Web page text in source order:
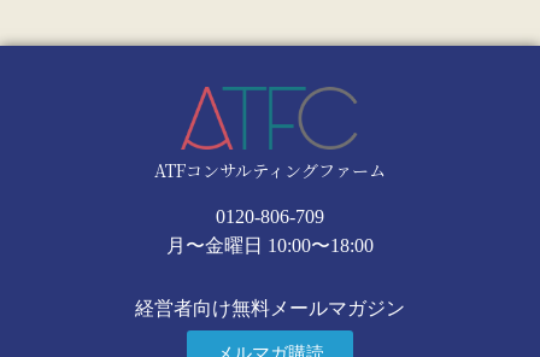
ATFコンサルティングファーム
0120-806-709
月〜金曜日 10:00〜18:00
経営者向け無料メールマガジン